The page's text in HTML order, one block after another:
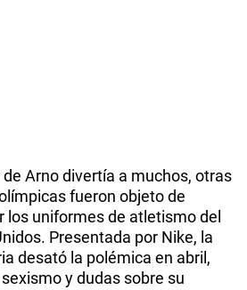
Arno divertía a muchos, otras
fueron objeto de
los uniformes de atletismo del
Presentada por Nike, la
desató la polémica en abril,
y dudas sobre su